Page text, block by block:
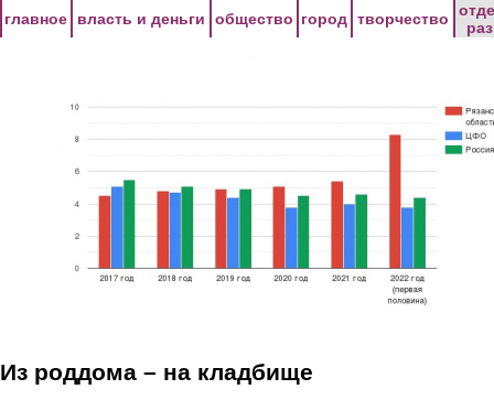
главное власть и деньги общество город творчество
Из роддома – на кладбище